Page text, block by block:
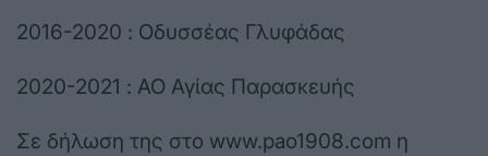
2016-2020 : Οδυσσέας Γλυφάδας
2020-2021 : ΑΟ Αγίας Παρασκευής
Σε δήλωση της στο www.pao1908.com η